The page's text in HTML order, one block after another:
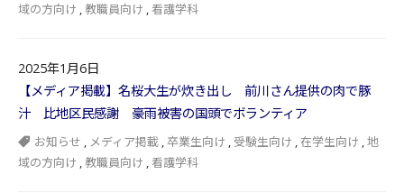
域の方向け , 教職員向け ,看護学科
2025年1月6日
【メディア掲載】名桜大生が炊き出し 前川さん提供の肉で豚
汁 比地区民感謝 豪雨被害の国頭でボランティア
お知らせ , メディア掲載 ,卒業生向け , 受験生向け ,在学生向け ,地
域の方向け , 教職員向け ,看護学科